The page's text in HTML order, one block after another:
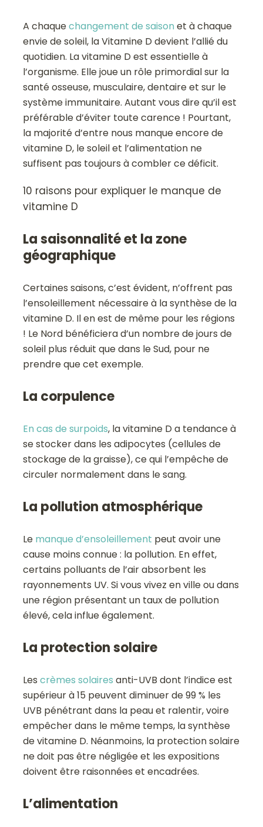
A chaquechangement de saison et à chaque
envie de soleil, la Vitamine D devient l’allié du
quotidien. La vitamine D est essentielle à
l’organisme. Elle joue un rôle primordial sur la
santé osseuse, musculaire, dentaire et sur le
système immunitaire. Autant vous dire qu’il est
préférable d’éviter toute carence ! Pourtant,
la majorité d’entre nous manque encore de
vitamine D, le soleil et l’alimentation ne
suffisent pas toujours à combler ce déficit.
10 raisons pour expliquer le manque de
vitamine D
La saisonnalité et la zone
géographique
Certaines saisons, c’est évident, n’offrent pas
l’ensoleillement nécessaire à la synthèse de la
vitamine D. Il en est de même pour les régions
! Le Nord bénéficiera d’un nombre de jours de
soleil plus réduit que dans le Sud, pour ne
prendre que cet exemple.
La corpulence
En cas de surpoids, la vitamine D a tendance à
se stocker dans les adipocytes (cellules de
stockage de la graisse), ce qui l’empêche de
circuler normalement dans le sang.
La pollution atmosphérique
Le manque d’ensoleillement peut avoir une
cause moins connue : la pollution. En effet,
certains polluants de l’air absorbent les
rayonnements UV. Si vous vivez en ville ou dans
une région présentant un taux de pollution
élevé, cela influe également.
La protection solaire
Lescrèmes solaires anti-UVB dont l’indice est
supérieur à 15 peuvent diminuer de 99 % les
UVB pénétrant dans la peau et ralentir, voire
empêcher dans le même temps, la synthèse
de vitamine D. Néanmoins, la protection solaire
ne doit pas être négligée et les expositions
doivent être raisonnées et encadrées.
L’alimentation